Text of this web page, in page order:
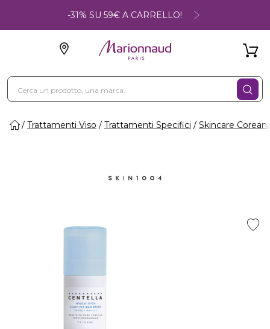
-31% SU 59€ A CARRELLO!
Trattamenti Viso Trattamenti Specifici Skincare